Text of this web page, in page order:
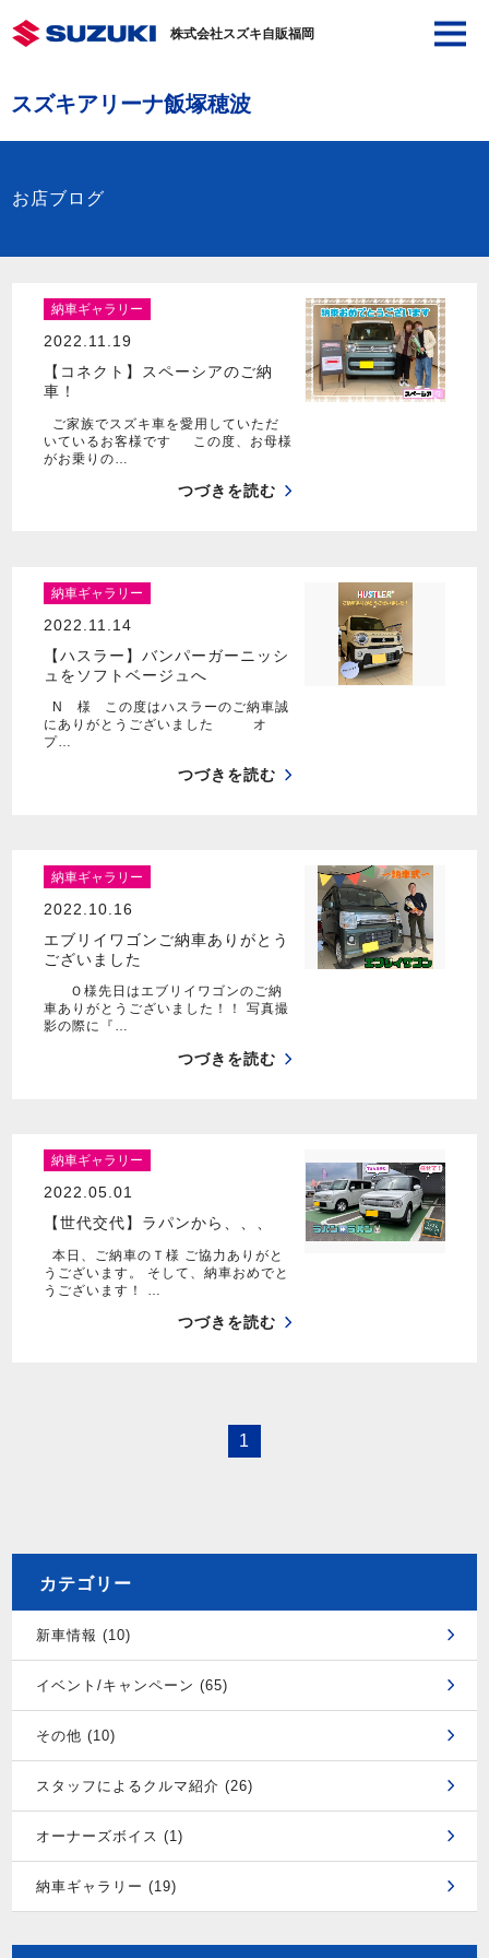
株式会社スズキ自販福岡
スズキアリーナ飯塚穂波
お店ブログ
納車ギャラリー
2022.11.19
【コネクト】スペーシアのご納
車！
ご家族でスズキ車を愛用していただ
いているお客様です この度、お母様
がお乗りの…
つづきを読む
納車ギャラリー
2022.11.14
【ハスラー】バンパーガーニッシ
ュをソフトベージュへ
N 様 この度はハスラーのご納車誠
にありがとうございました オ
プ…
つづきを読む
納車ギャラリー
2022.10.16
エブリイワゴンご納車ありがとう
ございました
Ｏ様先日はエブリイワゴンのご納
車ありがとうございました！！ 写真撮
影の際に『…
つづきを読む
納車ギャラリー
2022.05.01
【世代交代】ラパンから、、、
本日、ご納車のＴ様 ご協力ありがと
うございます。 そして、納車おめでと
うございます！ …
つづきを読む
1
カテゴリー
新車情報 (10)
イベント/キャンペーン (65)
その他 (10)
スタッフによるクルマ紹介 (26)
オーナーズボイス (1)
納車ギャラリー (19)